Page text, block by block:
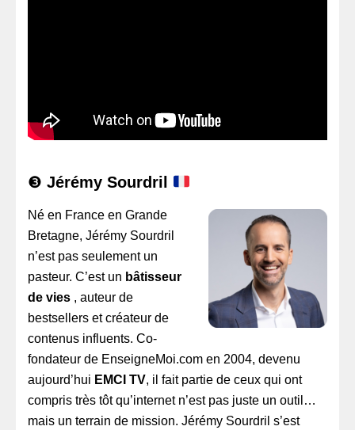
❸ Jérémy Sourdril
Né en France en Grande
Bretagne, Jérémy Sourdril
n’est pas seulement un
pasteur. C’est un bâtisseur
de vies , auteur de
bestsellers et créateur de
contenus influents. Co-
fondateur de EnseigneMoi.com en 2004, devenu
aujourd’hui EMCI TV, il fait partie de ceux qui ont
compris très tôt qu’internet n’est pas juste un outil…
mais un terrain de mission. Jérémy Sourdril s’est